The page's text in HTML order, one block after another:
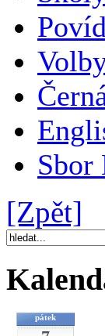
Sbor
[Zpět]
pátek